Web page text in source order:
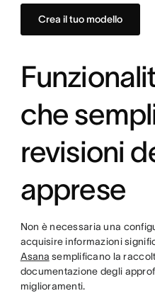
Crea il tuo modello
che
revisioni
apprese
Non è necessaria una
acquisire informazioni
Asana semplificano la
documentazione degli
miglioramenti.